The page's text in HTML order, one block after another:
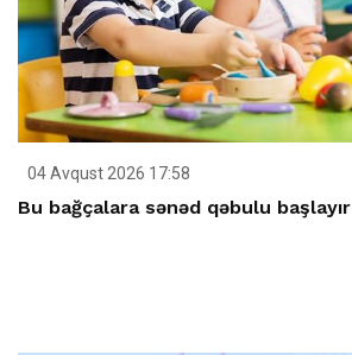
04 Avqust 2026 17:58
Bu bağçalara sənəd qəbulu başlayır